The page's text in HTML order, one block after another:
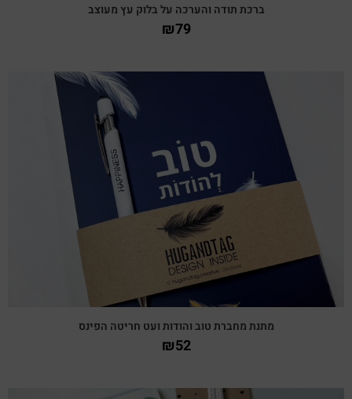
ברכת תודה והערכה על בלוק עץ מעוצב
₪79
צפייה מהירה
מתנת מחברת טוב והודות ועט חריטה הפינס
₪52